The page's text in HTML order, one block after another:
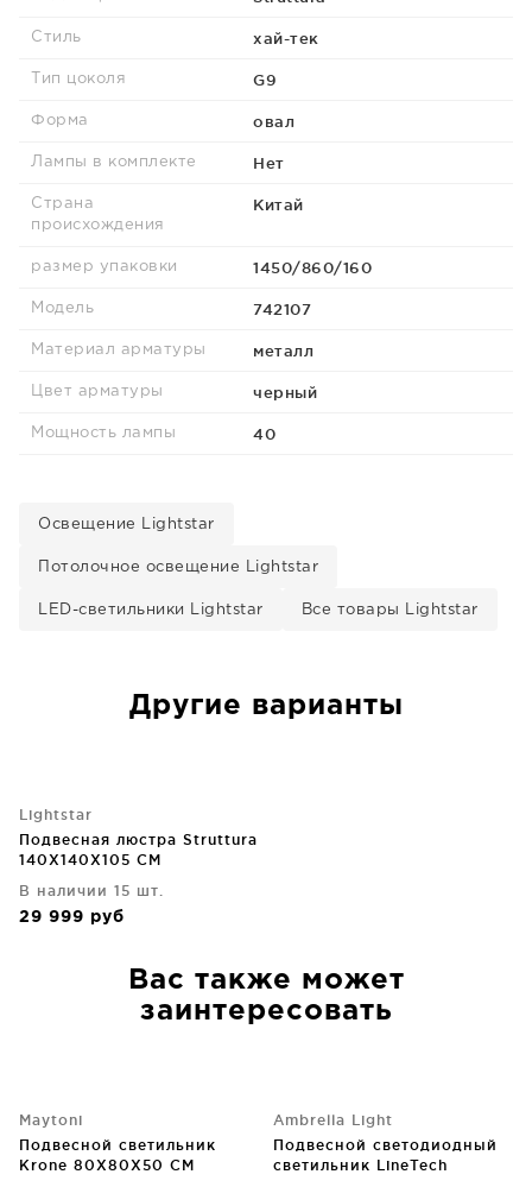
Стиль хай-тек
Тип цоколя G9
Форма овал
Лампы в комплекте Нет
Страна
происхождения
Китай
размер упаковки 1450/860/160
Модель 742107
Материал арматуры металл
Цвет арматуры черный
Мощность лампы 40
Освещение Lightstar
Потолочное освещение Lightstar
LED-светильники Lightstar Все товары Lightstar
Другие варианты
Lightstar
Подвесная люстра Struttura
140X140X105 CM
В наличии 15 шт.
29 999 руб
Вас также может
заинтересовать
Maytoni
Подвесной светильник
Krone 80X80X50 CM
Ambrella Light
Подвесной светодиодный
светильник LineTech